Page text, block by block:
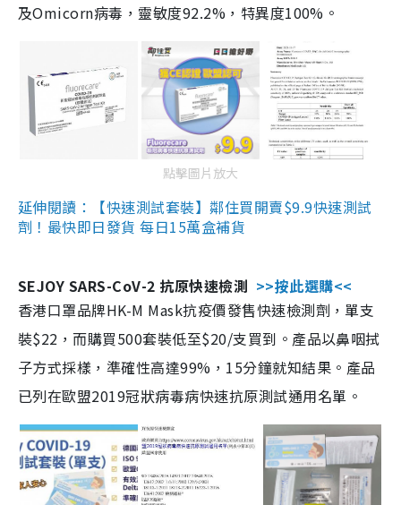
及Omicorn病毒，靈敏度92.2%，特異度100%。
點擊圖片放大
延伸閱讀：【快速測試套裝】鄰住買開賣$9.9快速測試
劑！最快即日發貨 每日15萬盒補貨
SEJOY SARS-CoV-2 抗原快速檢測 >>按此選購<<
香港口罩品牌HK-M Mask抗疫價發售快速檢測劑，單支
裝$22，而購買500套裝低至$20/支買到。產品以鼻咽拭
子方式採樣，準確性高達99%，15分鐘就知結果。產品
已列在歐盟2019冠狀病毒病快速抗原測試通用名單。